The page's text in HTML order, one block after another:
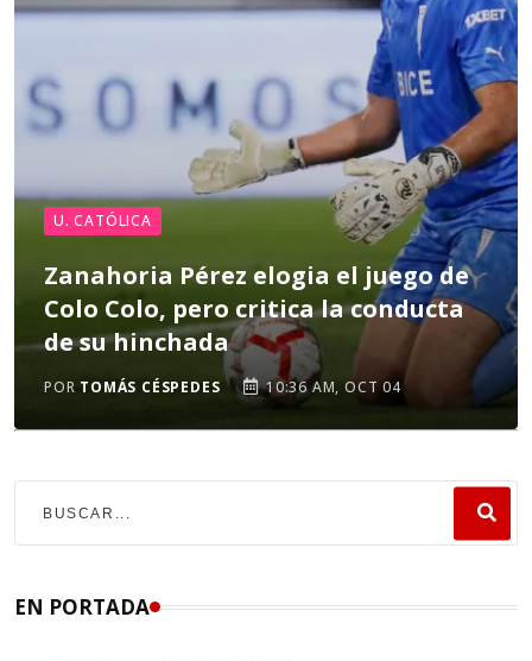
U. CATÓLICA
Zanahoria Pérez elogia el juego de
Colo Colo, pero critica la conducta
de su hinchada
POR TOMÁS CÉSPEDES 10:36 AM, OCT 04
EN PORTADA